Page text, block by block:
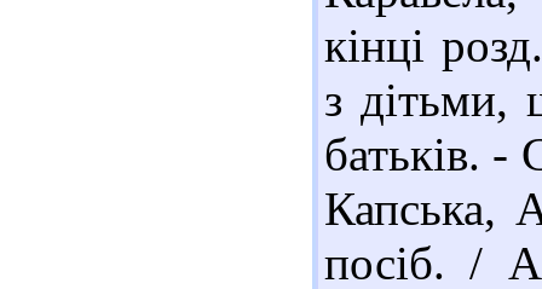
кінці
з дітьми,
батьків.
Капська,
посіб. /